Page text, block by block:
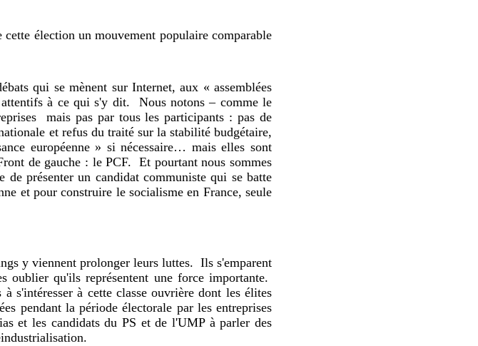
élection un mouvement populaire comparable
qui se mènent sur Internet, aux « assemblées
à ce qui s'y dit.
Nous notons – comme le
mais pas par tous les participants : pas de
et refus du traité sur la stabilité budgétaire,
européenne » si nécessaire… mais elles sont
de gauche : le PCF. Et pourtant nous sommes
présenter un candidat communiste qui se batte
et pour construire le socialisme en France, seule
y viennent prolonger leurs luttes. Ils s'emparent
qu'ils représentent une force importante.
s'intéresser à cette classe ouvrière dont les élites
pendant la période électorale par les entreprises
et les candidats du PS et de l'UMP à parler des